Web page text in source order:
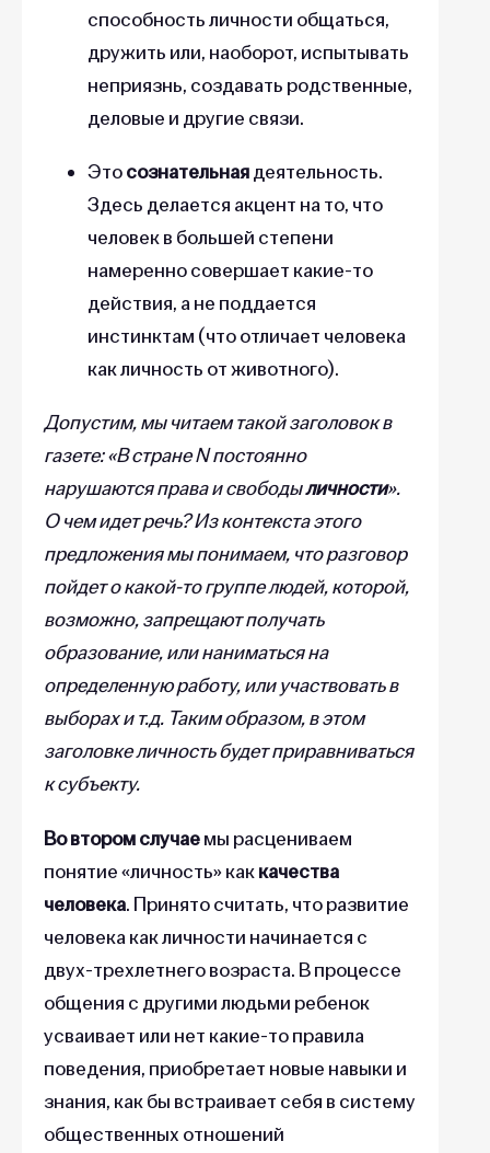
способность личности общаться,
дружить или, наоборот, испытывать
неприязнь, создавать родственные,
деловые и другие связи.
Этосознательнаядеятельность.
Здесь делается акцент на то, что
человек в большей степени
намеренно совершает какие-то
действия, а не поддается
инстинктам (что отличает человека
как личность от животного).
Допустим, мы читаем такой заголовок в
газете: «В стране N постоянно
нарушаются права и свободыличности».
О чем идет речь? Из контекста этого
предложения мы понимаем, что разговор
пойдет о какой-то группе людей, которой,
возможно, запрещают получать
образование, или наниматься на
определенную работу, или участвовать в
выборах и т.д. Таким образом, в этом
заголовке личность будет приравниваться
к субъекту.
Во втором случаемы расцениваем
понятие «личность» каккачества
человека. Принято считать, что развитие
человека как личности начинается с
двух-трехлетнего возраста. В процессе
общения с другими людьми ребенок
усваивает или нет какие-то правила
поведения, приобретает новые навыки и
знания, как бы встраивает себя в систему
общественных отношений